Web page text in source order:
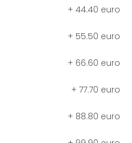
+ 44.40 euro
+ 55.50 euro
+ 66.60 euro
+ 77.70 euro
+ 88.80 euro